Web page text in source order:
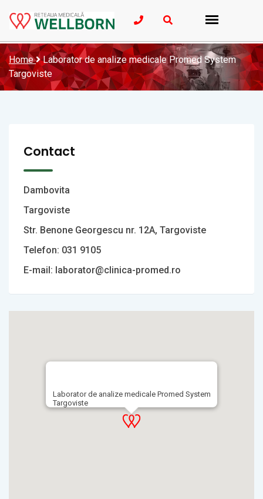
Home
Laborator de analize medicale Promed System
Targoviste
Contact
Dambovita
Targoviste
Str. Benone Georgescu nr. 12A, Targoviste
Telefon: 031 9105
E-mail: laborator@clinica-promed.ro
Laborator de analize medicale Promed System
Targoviste